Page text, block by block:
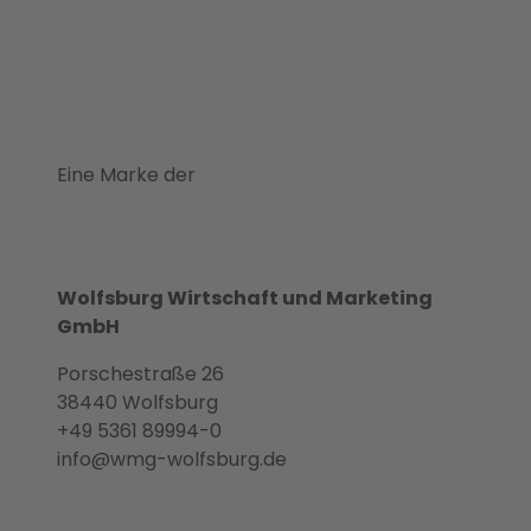
Eine Marke der
Wolfsburg Wirtschaft und Marketing
GmbH
Porschestraße 26
38440 Wolfsburg
+49 5361 89994-0
info@wmg-wolfsburg.de